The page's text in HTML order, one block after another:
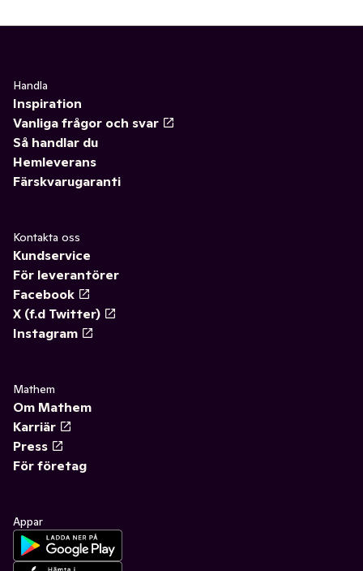
Handla
Inspiration
Vanliga frågor och svar
Så handlar du
Hemleverans
Färskvarugaranti
Kontakta oss
Kundservice
För leverantörer
Facebook
X (f.d Twitter)
Instagram
Mathem
Om Mathem
Karriär
Press
För företag
Appar